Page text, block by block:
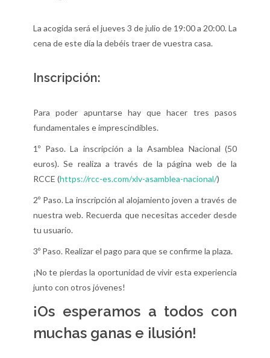
La acogida será el jueves 3 de julio de 19:00 a 20:00. La
cena de este día la debéis traer de vuestra casa.
Inscripción:
Para poder apuntarse hay que hacer tres pasos
fundamentales e imprescindibles.
1º Paso. La inscripción a la Asamblea Nacional (50
euros). Se realiza a través de la página web de la
RCCE (https://rcc-es.com/xlv-asamblea-nacional/)
2º Paso. La inscripción al alojamiento joven a través de
nuestra web. Recuerda que necesitas acceder desde
tu usuario.
3º Paso. Realizar el pago para que se confirme la plaza.
¡No te pierdas la oportunidad de vivir esta experiencia
junto con otros jóvenes!
¡Os esperamos a todos con
muchas ganas e ilusión!